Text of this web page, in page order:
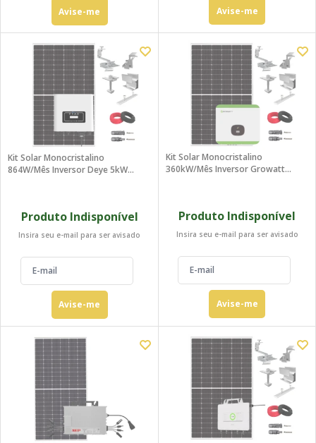
Avise-me Avise-me
Kit Solar Monocristalino
864W/mês Inversor Deye 5kW
Produto Indisponível
Insira seu e-mail para ser avisado
Avise-me
Kit Solar Monocristalino
360kW/mês Inversor Growatt
Produto Indisponível
Insira seu e-mail para ser avisado
Avise-me